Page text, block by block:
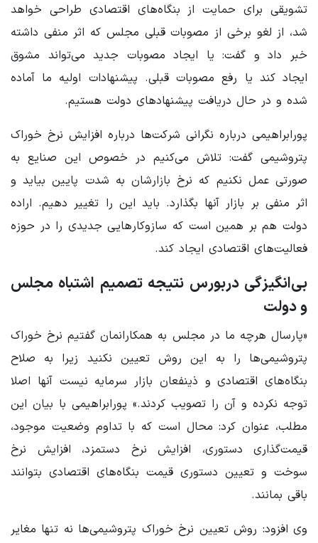
تشویقی برای حمایت از بنگاه‌های اقتصادی طراحی خواهد
شد، از لغو برخی از مصوبات قبلی مجلس که اثر منفی داشته
خبر داد و گفت: یا ایجاد مصوبات جدید می‌تواند مشوق
ایجاد کند یا رفع مصوبات قبلی. پیشنهادات اولیه ما آماده
شده و در حال دریافت پیشنهادهای دولت هستیم.
پورابراهیمی درباره نگرانی شرکت‌ها درباره افزایش نرخ خوراک
پتروشیمی گفت: تلاش می‌کنیم در خصوص این صنایع به
صورتی عمل نکنیم که نرخ بازارشان به شدت پایین بیاید و
اثر منفی بر بازار آنها بگذارد. باید این را تغییر دهیم. اراده
دولت هم بر همین است که سازوکارهایی جدیدی را در حوزه
فعالیت‌های اقتصادی ایجاد کند.
بی‌انگیزگی دربورس نتیجه تصمیم اشتباه مجلس
و دولت
«پارسال هرچه ما در مجلس به همکارانمان گفتیم نرخ خوراک
پتروشیمی‌ها را به این روش تعیین نکنید زیرا به صلاح
بنگاه‌های اقتصادی و ذینفعان بازار سرمایه نیست آنها اصلا
توجه نکرده و آن را تصویب کردند.» پورابراهیمی با بیان این
مطلب، عنوان کرد: محال است که با تداوم وضعیت موجود،
قیمت‌گذاری دستوری، ‌افزایش نرخ دستمزد، ‌افزایش نرخ
سوخت و تعیین دستوری قیمت بنگاه‌های اقتصادی بتوانند
باقی بمانند.
وی افزود: ‌روش تعیین نرخ خوراک پتروشیمی‌ها نه تنها مغایر